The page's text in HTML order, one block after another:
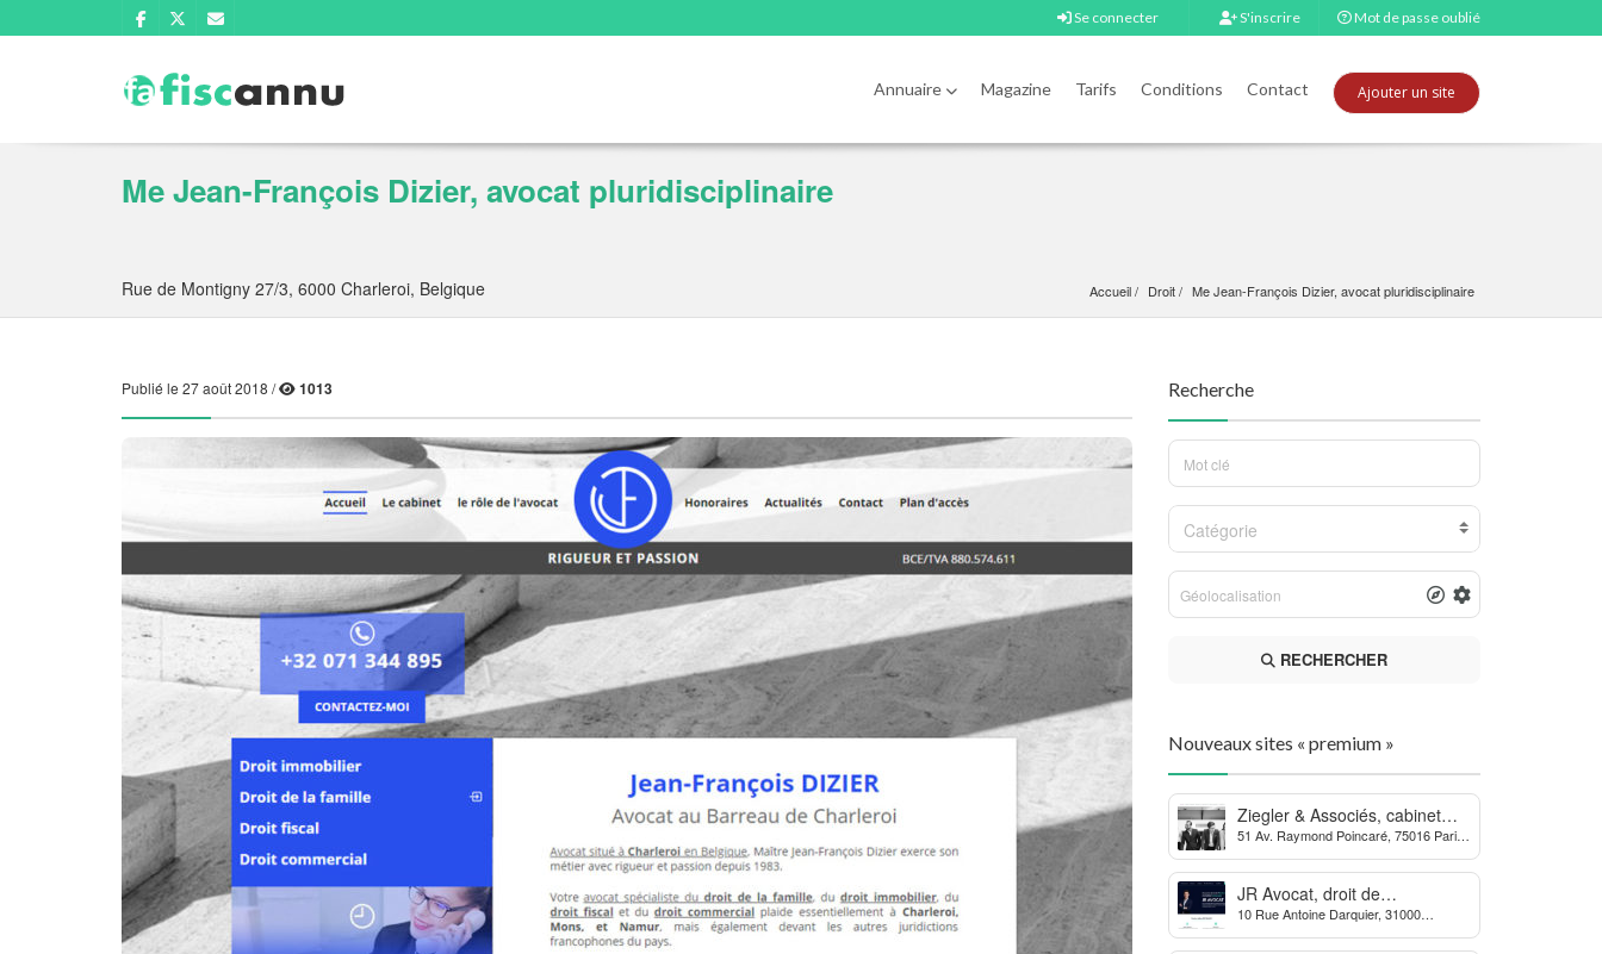
Se connecter S'inscrire Mot de passe oublié
Annuaire Magazine Tarifs Conditions Contact Ajouter un site
Me Jean-François Dizier, avocat pluridisciplinaire
Rue de Montigny 27/3, 6000 Charleroi, Belgique Accueil Droit Me Jean-François Dizier, avocat pluridisciplinaire
Publié le 27 août 2018 / 1013 Recherche
Catégorie
RECHERCHER
Nouveaux sites « premium »
Ziegler & Associés, cabinet
d’avocats en droit bancaire,
cryptomonnaie et escroqueries
financières
51 Av. Raymond Poincaré, 75016 Paris,
JR Avocat, droit de
l’environnement et de
l’urbanisme
10 Rue Antoine Darquier, 31000